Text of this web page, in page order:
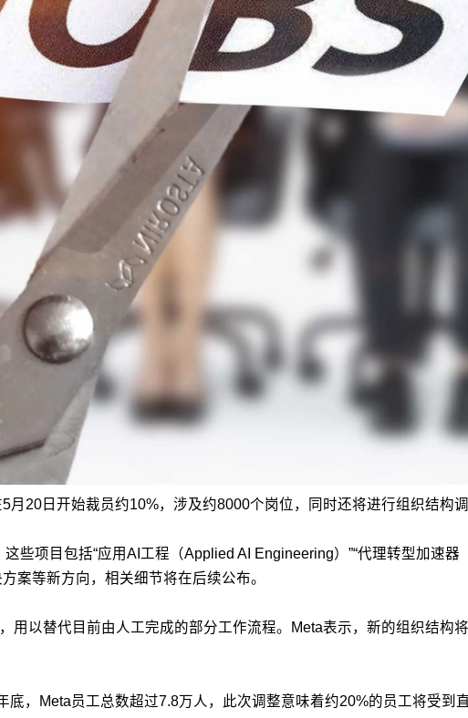
月20日开始裁员约10%，涉及约8000个岗位，同时还将进行组织结构
些项目包括“应用AI工程（Applied AI Engineering）”“代理转型加速器
案等新方向，相关细节将在后续公布。
用以替代目前由人工完成的部分工作流程。Meta表示，新的组织结构
，Meta员工总数超过7.8万人，此次调整意味着约20%的员工将受到